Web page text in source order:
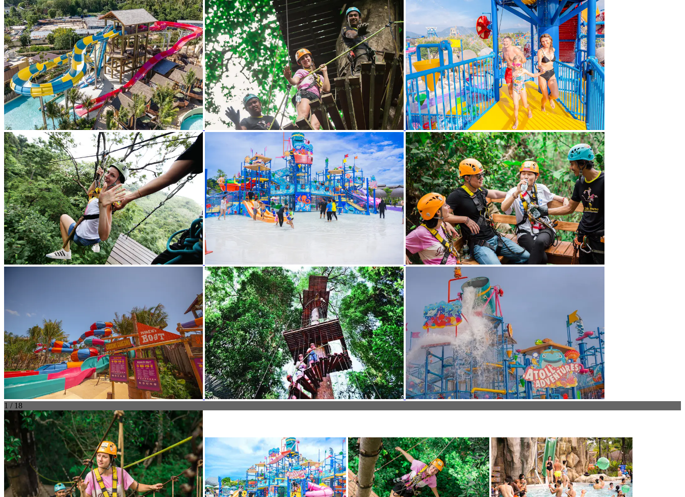
1 / 18